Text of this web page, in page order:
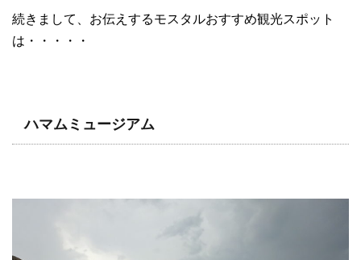
続きまして、お伝えするモスタルおすすめ観光スポット
は・・・・・
ハマムミュージアム